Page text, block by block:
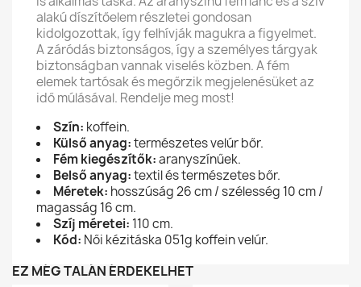
alakú díszítőelem részletei gondosan
kidolgozottak, így felhívják magukra a figyelmet.
A záródás biztonságos, így a személyes tárgyak
biztonságban vannak viselés közben. A fém
elemek tartósak és megőrzik megjelenésüket az
idő múlásával. Rendelje meg most!
Szín: koffein.
Külső anyag:természetes velúr bőr.
Fém kiegészítők:aranyszínűek.
Belső anyag:textil és természetes bőr.
Méretek: hosszúság 26 cm / szélesség 10 cm /
magasság 16 cm.
Szíj méretei: 110 cm.
Kód: Női kézitáska 051g koffein velúr.
EZ MÉG TALÁN ÉRDEKELHET